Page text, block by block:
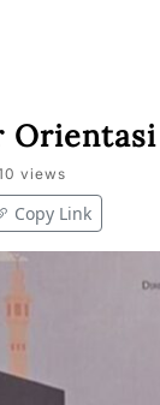
views
Copy Link